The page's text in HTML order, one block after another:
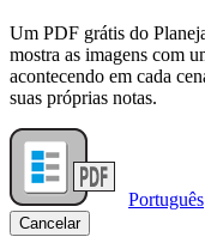
Um PDF grátis do
mostra as imagens com
acontecendo em cada
suas próprias notas.
Português
Cancelar